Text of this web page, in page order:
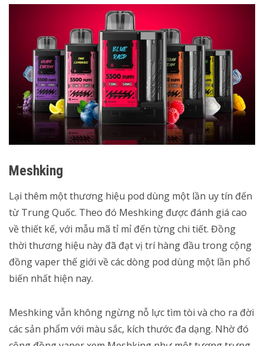
Meshking
Lại thêm một thương hiệu pod dùng một lần uy tín đến
từ Trung Quốc. Theo đó Meshking được đánh giá cao
về thiết kế, với mẫu mã tỉ mỉ đến từng chi tiết. Đồng
thời thương hiệu này đã đạt vị trí hàng đầu trong cộng
đồng vaper thế giới về các dòng pod dùng một lần phổ
biến nhất hiện nay.
Meshking vẫn không ngừng nỗ lực tìm tòi và cho ra đời
các sản phẩm với màu sắc, kích thước đa dạng. Nhờ đó